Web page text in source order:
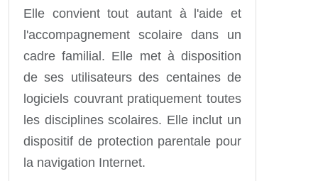
Elle convient tout autant à l'aide et
l'accompagnement scolaire dans un
cadre familial. Elle met à disposition
de ses utilisateurs des centaines de
logiciels couvrant pratiquement toutes
les disciplines scolaires. Elle inclut un
dispositif de protection parentale pour
la navigation Internet.